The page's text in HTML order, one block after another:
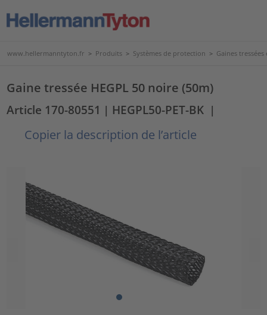
www.hellermanntyton.fr > Produits > Systèmes de protection > Gaines tressées
Gaine tressée HEGPL 50 noire (50m)
Article 170-80551 | HEGPL50-PET-BK |
Copier la description de l’article